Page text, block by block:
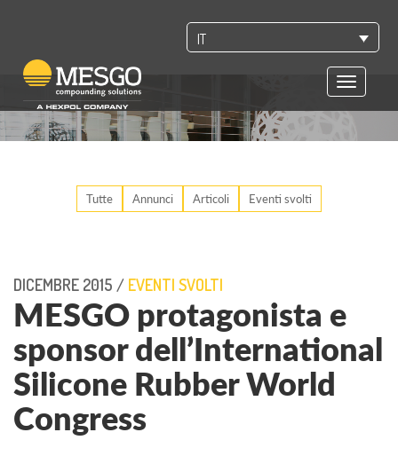
IT
Toggle
Tutte Annunci Articoli Eventi svolti
DICEMBRE 2015 / EVENTI SVOLTI
MESGO protagonista e
sponsor dell’International
Silicone Rubber World
Congress